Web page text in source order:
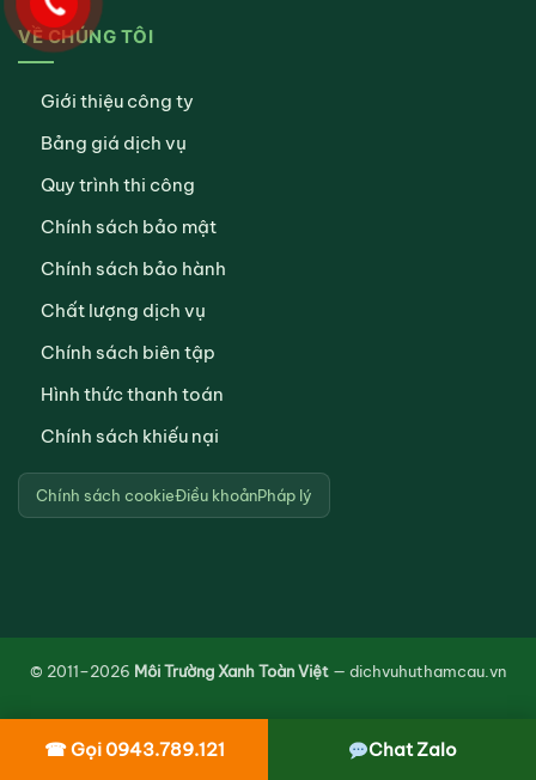
VỀ CHÚNG TÔI
Giới thiệu công ty
Bảng giá dịch vụ
Quy trình thi công
Chính sách bảo mật
Chính sách bảo hành
Chất lượng dịch vụ
Chính sách biên tập
Hình thức thanh toán
Chính sách khiếu nại
Chính sách cookieĐiều khoảnPháp lý
© 2011–2026 Môi Trường Xanh Toàn Việt — dichvuhuthamcau.vn
☎ Gọi 0943.789.121 Chat Zalo